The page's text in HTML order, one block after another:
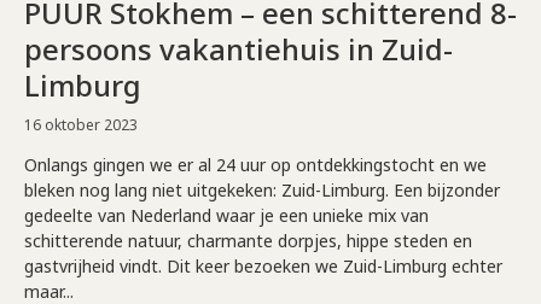
PUUR Stokhem – een schitterend 8-
persoons vakantiehuis in Zuid-
Limburg
16 oktober 2023
Onlangs gingen we er al 24 uur op ontdekkingstocht en we
bleken nog lang niet uitgekeken: Zuid-Limburg. Een bijzonder
gedeelte van Nederland waar je een unieke mix van
schitterende natuur, charmante dorpjes, hippe steden en
gastvrijheid vindt. Dit keer bezoeken we Zuid-Limburg echter
maar...